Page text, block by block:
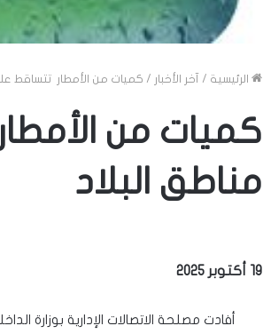
الرئيسية / آخر الأخبار / كميات من الأمطار تتساقط
كميات من
مناطق البلاد
19 أكتوبر 2025
أفادت مصلحة الاتصالات الإدارية بوزارة